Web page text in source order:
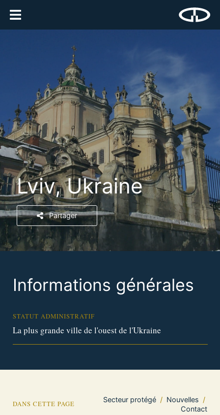
Lviv, Ukraine
Partager
Informations générales
STATUT ADMINISTRATIF
La plus grande ville de l'ouest de l'Ukraine
DANS CETTE PAGE
Secteur protégé / Nouvelles /
Contact